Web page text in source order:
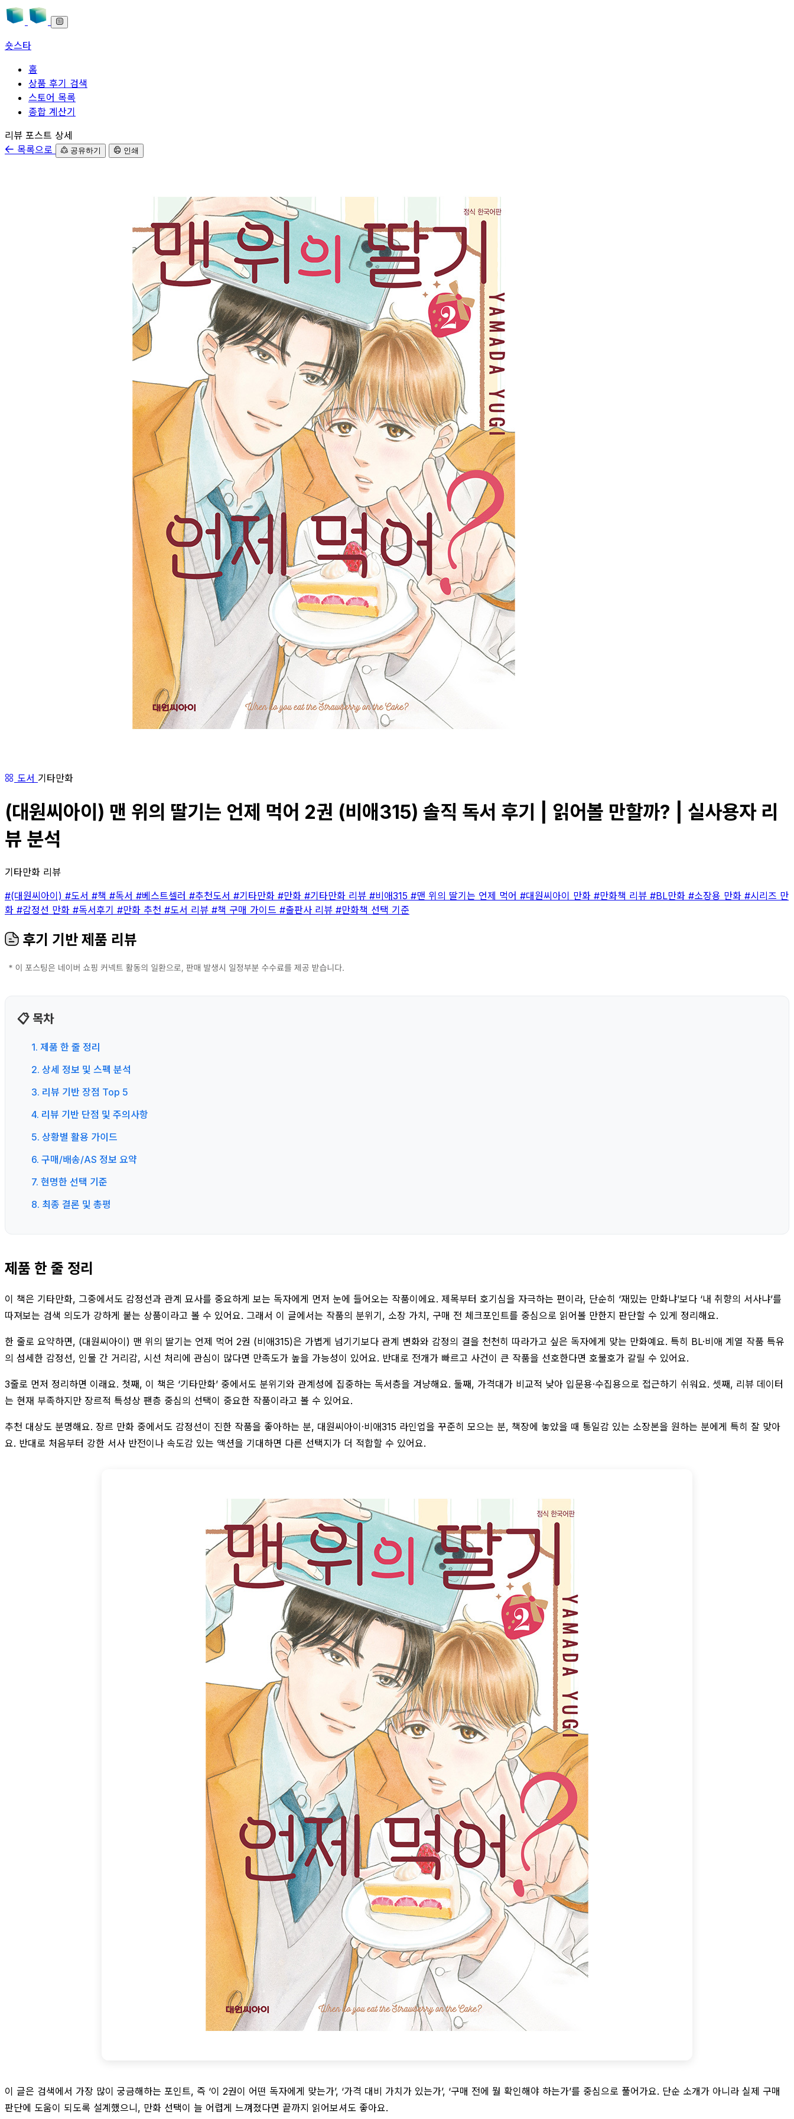
숏스타
홈
상품 후기 검색
스토어 목록
종합 계산기
본문으로 바로가기
리뷰 포스트 상세
목록으로
공유하기 인쇄
도서 기타만화
(대원씨아이) 맨 위의 딸기는 언제 먹어 2권 (비애315) 솔직 독서 후기 | 읽어볼 만할까? | 실사용자 리
뷰 분석
기타만화 리뷰
#(대원씨아이) #도서 #책 #독서 #베스트셀러 #추천도서 #기타만화 #만화 #기타만화 리뷰 #비애315 #맨 위의 딸기는 언제 먹어 #대원씨아이 만화 #만화책 리뷰 #BL만화 #소장용 만화 #시리즈 만
화 #감정선 만화 #독서후기 #만화 추천 #도서 리뷰 #책 구매 가이드 #출판사 리뷰 #만화책 선택 기준
후기 기반 제품 리뷰
📋 목차
1. 제품 한 줄 정리
2. 상세 정보 및 스펙 분석
3. 리뷰 기반 장점 Top 5
4. 리뷰 기반 단점 및 주의사항
5. 상황별 활용 가이드
6. 구매/배송/AS 정보 요약
7. 현명한 선택 기준
8. 최종 결론 및 총평
제품 한 줄 정리
이 책은 기타만화, 그중에서도 감정선과 관계 묘사를 중요하게 보는 독자에게 먼저 눈에 들어오는 작품이에요. 제목부터 호기심을 자극하는 편이라, 단순히 ‘재밌는 만화냐’보다 ‘내 취향의 서사냐’를
따져보는 검색 의도가 강하게 붙는 상품이라고 볼 수 있어요. 그래서 이 글에서는 작품의 분위기, 소장 가치, 구매 전 체크포인트를 중심으로 읽어볼 만한지 판단할 수 있게 정리해요.
한 줄로 요약하면, (대원씨아이) 맨 위의 딸기는 언제 먹어 2권 (비애315)은 가볍게 넘기기보다 관계 변화와 감정의 결을 천천히 따라가고 싶은 독자에게 맞는 만화예요. 특히 BL·비애 계열 작품 특유
의 섬세한 감정선, 인물 간 거리감, 시선 처리에 관심이 많다면 만족도가 높을 가능성이 있어요. 반대로 전개가 빠르고 사건이 큰 작품을 선호한다면 호불호가 갈릴 수 있어요.
3줄로 먼저 정리하면 이래요. 첫째, 이 책은 ‘기타만화’ 중에서도 분위기와 관계성에 집중하는 독서층을 겨냥해요. 둘째, 가격대가 비교적 낮아 입문용·수집용으로 접근하기 쉬워요. 셋째, 리뷰 데이터
는 현재 부족하지만 장르적 특성상 팬층 중심의 선택이 중요한 작품이라고 볼 수 있어요.
추천 대상도 분명해요. 장르 만화 중에서도 감정선이 진한 작품을 좋아하는 분, 대원씨아이·비애315 라인업을 꾸준히 모으는 분, 책장에 놓았을 때 통일감 있는 소장본을 원하는 분에게 특히 잘 맞아
요. 반대로 처음부터 강한 서사 반전이나 속도감 있는 액션을 기대하면 다른 선택지가 더 적합할 수 있어요.
이 글은 검색에서 가장 많이 궁금해하는 포인트, 즉 ‘이 2권이 어떤 독자에게 맞는가’, ‘가격 대비 가치가 있는가’, ‘구매 전에 뭘 확인해야 하는가’를 중심으로 풀어가요. 단순 소개가 아니라 실제 구매
판단에 도움이 되도록 설계했으니, 만화 선택이 늘 어렵게 느껴졌다면 끝까지 읽어보셔도 좋아요.